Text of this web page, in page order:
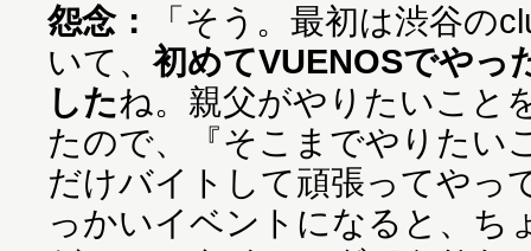
怨念：
「そう。最初は渋谷の
いて、初めてVUENOSでやっ
したね。親父がやりたいこと
たので、『そこまでやりたい
だけバイトして頑張ってやっ
っかいイベントになると、ち